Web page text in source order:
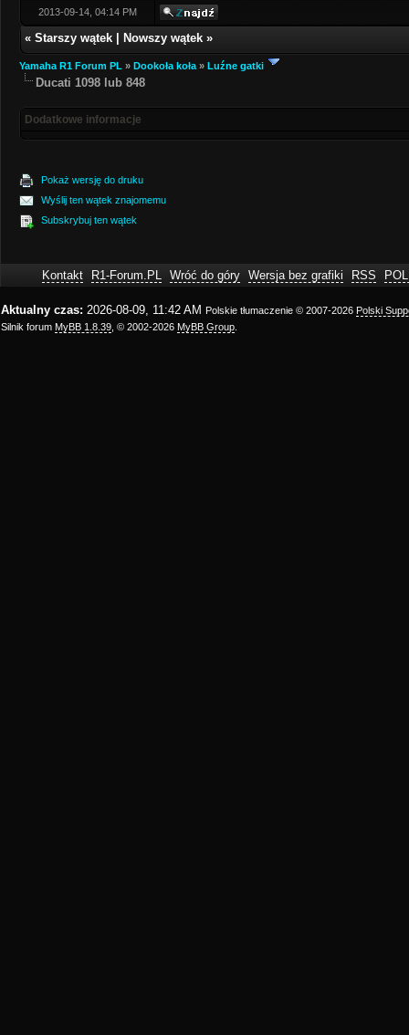
2013-09-14, 04:14 PM
« Starszy wątek Nowszy wątek »
Yamaha R1 Forum PL » Dookoła koła » Luźne gatki
Ducati 1098 lub 848
Dodatkowe informacje
Pokaż wersję do druku
Wyślij ten wątek znajomemu
Subskrybuj ten wątek
Kontakt R1-Forum.PL Wróć do góry Wersja bez grafiki RSS
Aktualny czas: 2026-08-09, 11:42 AM Polskie tłumaczenie © 2007-2026 Polski
Silnik forum MyBB 1.8.39 , © 2002-2026 MyBB Group